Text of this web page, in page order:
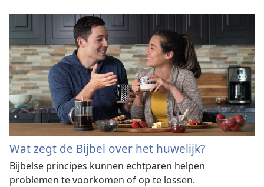
Wat zegt de Bijbel over het huwelijk?
Bijbelse principes kunnen echtparen helpen
problemen te voorkomen of op te lossen.